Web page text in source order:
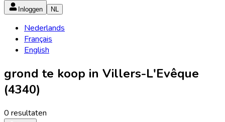
Inloggen NL
Nederlands
Français
English
grond te koop in Villers-L'Evêque
(4340)
0 resultaten